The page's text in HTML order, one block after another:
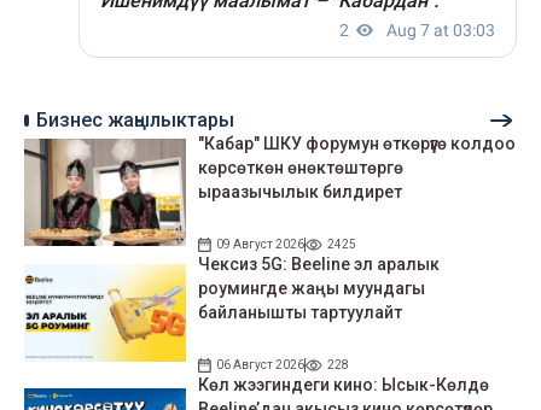
Бизнес жаңылыктары
"Кабар" ШКУ форумун өткөрүүгө колдоо
көрсөткөн өнөктөштөргө
ыраазычылык билдирет
09 Август 2026 2425
Чексиз 5G: Beeline эл аралык
роумингде жаңы муундагы
байланышты тартуулайт
06 Август 2026 228
Көл жээгиндеги кино: Ысык-Көлдө